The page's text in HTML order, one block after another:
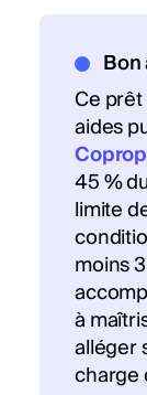
Bon
Ce
aides
45 %
limite
moins
à
alléger
charge